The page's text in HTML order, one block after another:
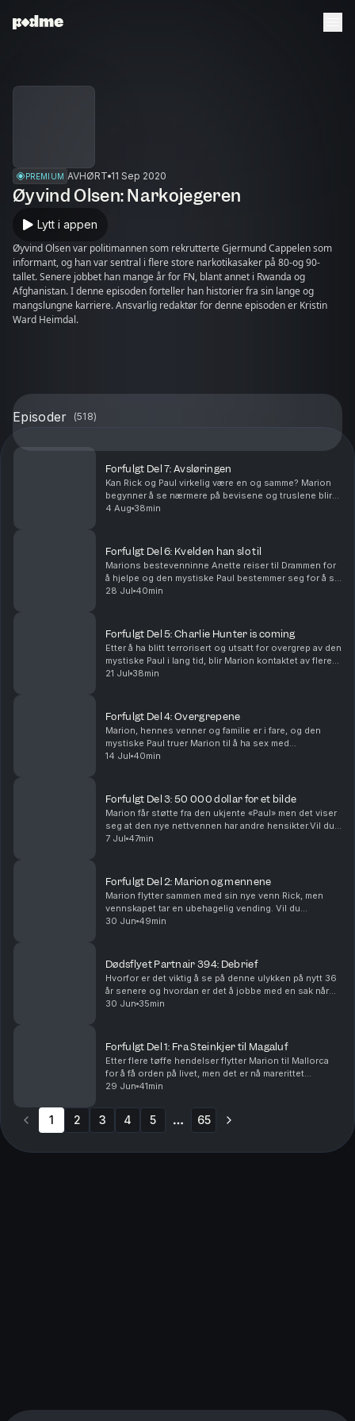
PREMIUM AVHØRT 11 Sep 2020
Øyvind Olsen: Narkojegeren
Lytt i appen
Øyvind Olsen var politimannen som rekrutterte Gjermund Cappelen som
informant, og han var sentral i flere store narkotikasaker på 80-og 90-
tallet. Senere jobbet han mange år for FN, blant annet i Rwanda og
Afghanistan. I denne episoden forteller han historier fra sin lange og
mangslungne karriere. Ansvarlig redaktør for denne episoden er Kristin
Ward Heimdal.
Episoder (518)
Forfulgt Del 7: Avsløringen
Kan Rick og Paul virkelig være en og samme? Marion
begynner å se nærmere på bevisene og truslene blir
alvor når sexvideoene og bildene blir spredt på
4 Aug 38min
Forfulgt Del 6: Kvelden han slo til
Marions bestevenninne Anette reiser til Drammen for
å hjelpe og den mystiske Paul bestemmer seg for å slå
til. Vil du annonsere i Avhørt? Ta kontakt med vår
28 Jul 40min
Forfulgt Del 5: Charlie Hunter is coming
Etter å ha blitt terrorisert og utsatt for overgrep av den
mystiske Paul i lang tid, blir Marion kontaktet av flere
nye menn, en av disse kaller seg Charlie Hunter.Vil du
21 Jul 38min
Forfulgt Del 4: Overgrepene
Marion, hennes venner og familie er i fare, og den
mystiske Paul truer Marion til å ha sex med
romkameraten Rick.Vil du annonsere i Avhørt? Ta
14 Jul 40min
Forfulgt Del 3: 50 000 dollar for et bilde
Marion får støtte fra den ukjente «Paul» men det viser
seg at den nye nettvennen har andre hensikter.Vil du
annonsere i Avhørt? Ta kontakt med vår salgspartner
7 Jul 47min
Forfulgt Del 2: Marion og mennene
Marion flytter sammen med sin nye venn Rick, men
vennskapet tar en ubehagelig vending. Vil du
annonsere i Avhørt? Ta kontakt med vår salgspartner
30 Jun 49min
Dødsflyet Partnair 394: Debrief
Hvorfor er det viktig å se på denne ulykken på nytt 36
år senere og hvordan er det å jobbe med en sak når
det er så mange som ikke ønsker å snakke?
30 Jun 35min
Forfulgt Del 1: Fra Steinkjer til Magaluf
Etter flere tøffe hendelser flytter Marion til Mallorca
for å få orden på livet, men det er nå marerittet
begynner.Vil du annonsere i Avhørt? Ta kontakt med
29 Jun 41min
1 2 3 4 5 65